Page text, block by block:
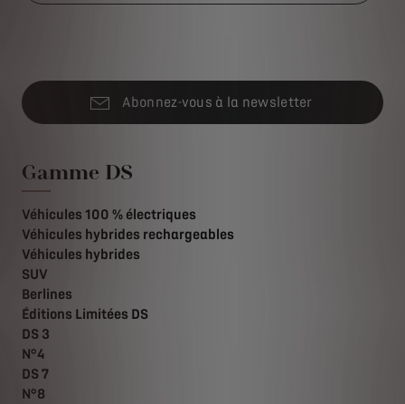
Abonnez-vous à la newsletter
Gamme DS
Véhicules 100 % électriques
Véhicules hybrides rechargeables
Véhicules hybrides
SUV
Berlines
Éditions Limitées DS
DS 3
N°4
DS 7
N°8